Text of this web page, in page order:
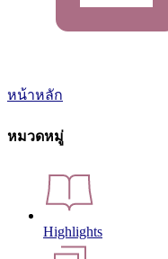
หน้าหลัก
หมวดหมู่
Highlights